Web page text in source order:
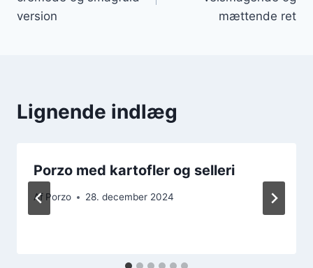
version
mættende ret
Lignende indlæg
Porzo med kartofler og selleri
Af Porzo 28. december 2024